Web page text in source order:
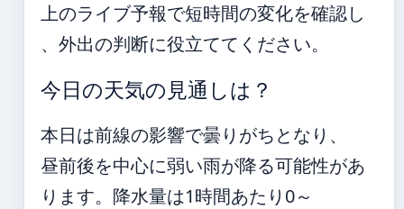
上のライブ予報で短時間の変化を確認し
、外出の判断に役立ててください。
今日の天気の見通しは？
本日は前線の影響で曇りがちとなり、
昼前後を中心に弱い雨が降る可能性があ
ります。降水量は1時間あたり0～